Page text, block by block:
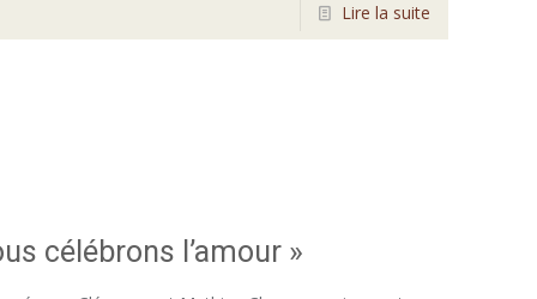
Lire la suite
célébrons l’amour »